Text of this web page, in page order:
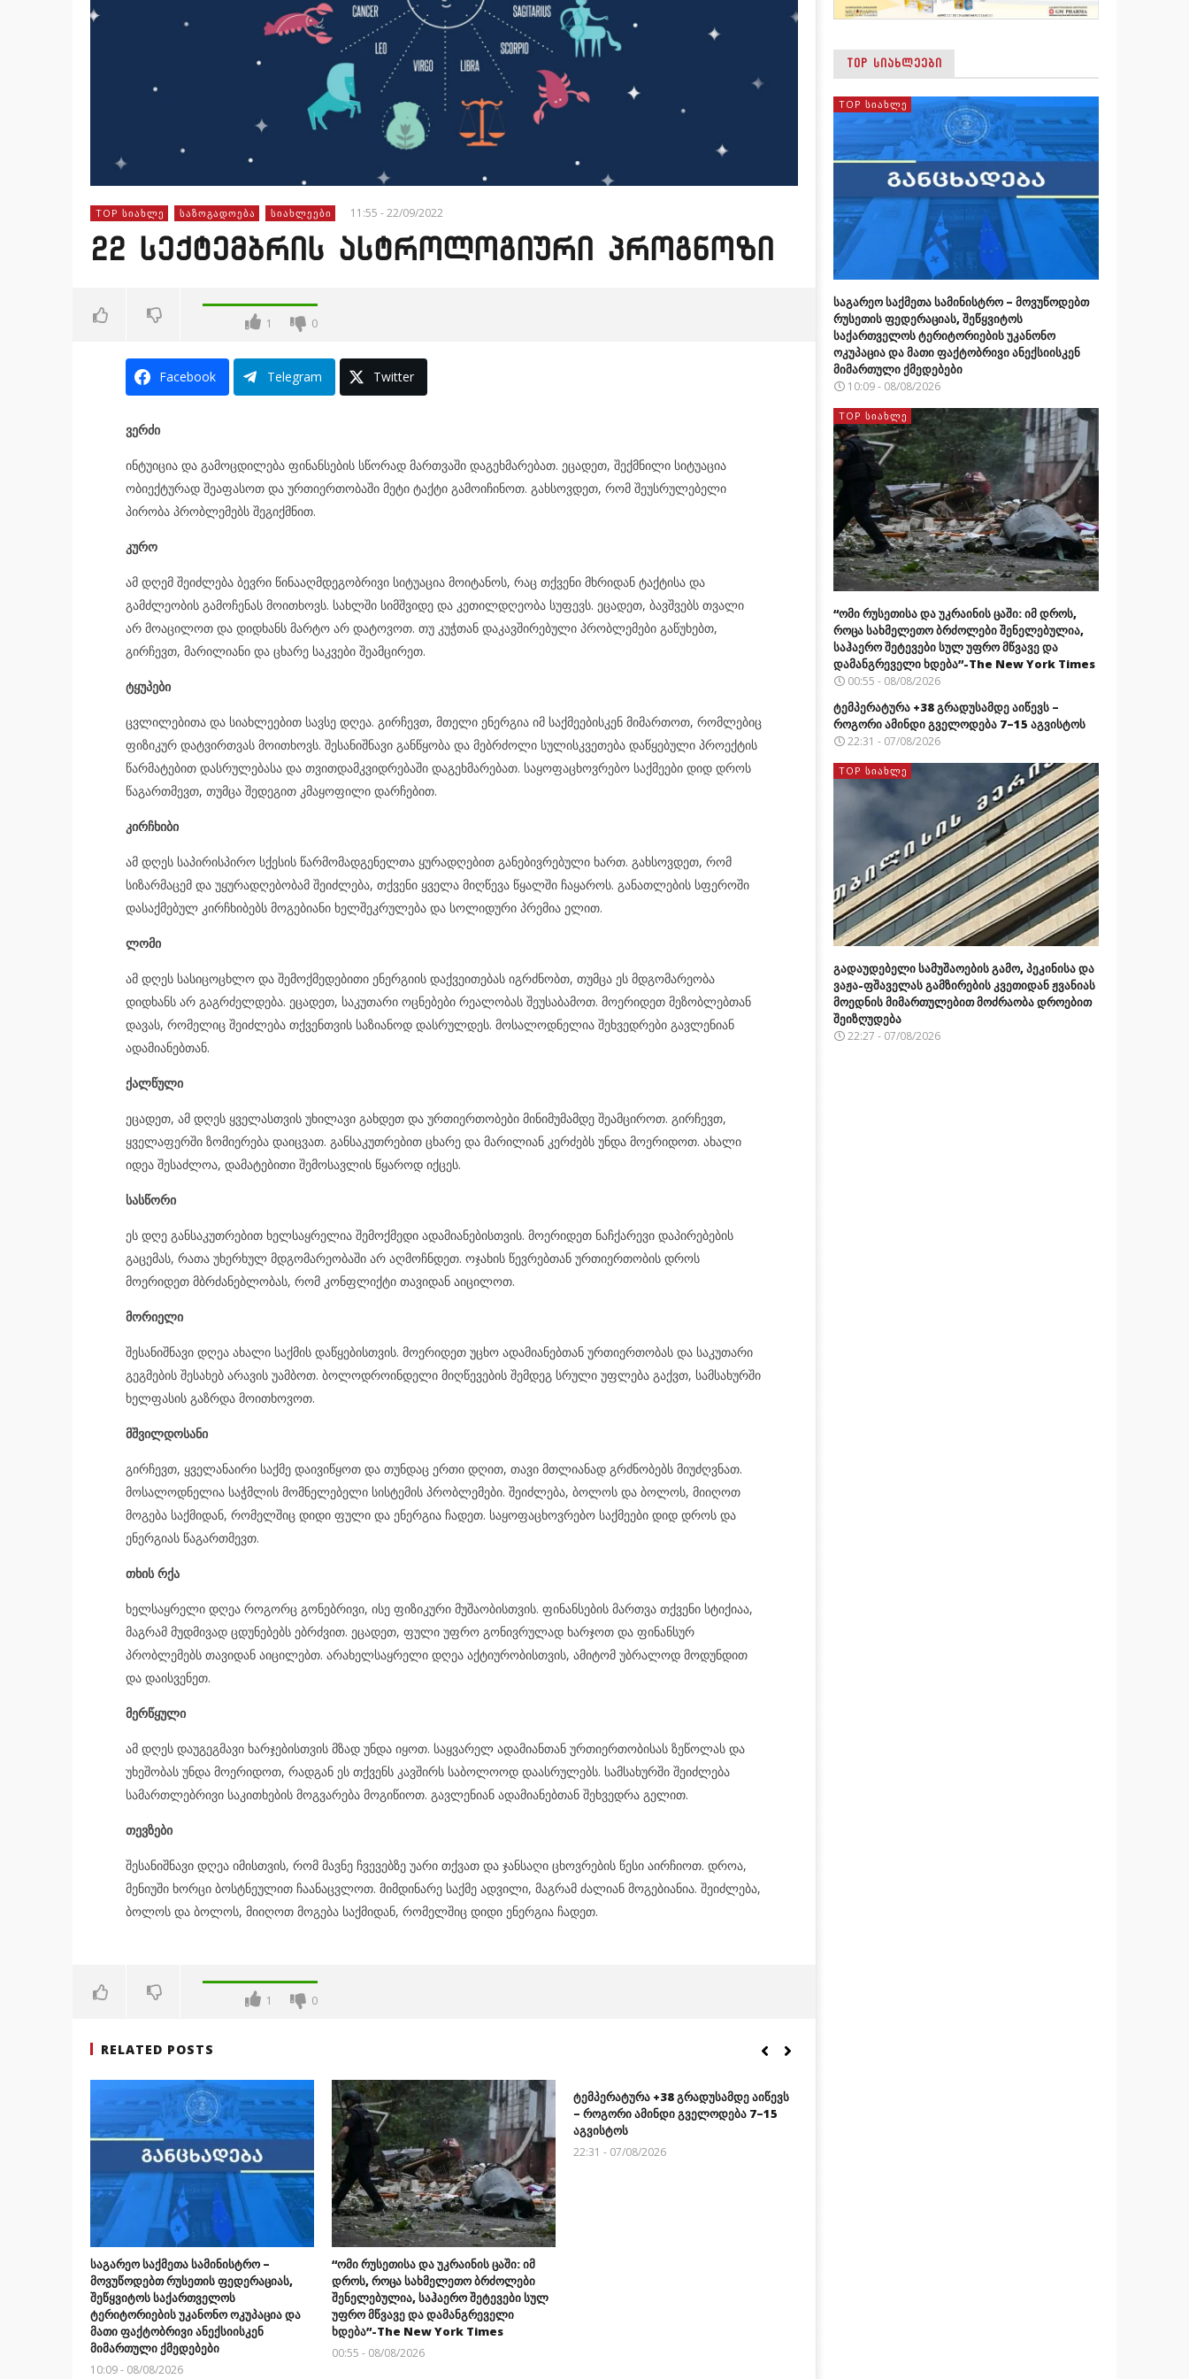
TOP ᲡᲘᲐᲮᲚᲔ ᲡᲐᲖᲝᲒᲐᲓᲝᲔᲑᲐ ᲡᲘᲐᲮᲚᲔᲔᲑᲘ 11:55 - 22/09/2022
22 სექტემბრის ასტროლოგიური პროგნოზი
1 0
Facebook Telegram Twitter
ვერძი
ინტუიცია და გამოცდილება ფინანსების სწორად მართვაში დაგეხმარებათ. ეცადეთ, შექმნილი სიტუაცია
ობიექტურად შეაფასოთ და ურთიერთობაში მეტი ტაქტი გამოიჩინოთ. გახსოვდეთ, რომ შეუსრულებელი
პირობა პრობლემებს შეგიქმნით.
კურო
ამ დღემ შეიძლება ბევრი წინააღმდეგობრივი სიტუაცია მოიტანოს, რაც თქვენი მხრიდან ტაქტისა და
გამძლეობის გამოჩენას მოითხოვს. სახლში სიმშვიდე და კეთილდღეობა სუფევს. ეცადეთ, ბავშვებს თვალი
არ მოაცილოთ და დიდხანს მარტო არ დატოვოთ. თუ კუჭთან დაკავშირებული პრობლემები გაწუხებთ,
გირჩევთ, მარილიანი და ცხარე საკვები შეამცირეთ.
ტყუპები
ცვლილებითა და სიახლეებით სავსე დღეა. გირჩევთ, მთელი ენერგია იმ საქმეებისკენ მიმართოთ, რომლებიც
ფიზიკურ დატვირთვას მოითხოვს. შესანიშნავი განწყობა და მებრძოლი სულისკვეთება დაწყებული პროექტის
წარმატებით დასრულებასა და თვითდამკვიდრებაში დაგეხმარებათ. საყოფაცხოვრებო საქმეები დიდ დროს
წაგართმევთ, თუმცა შედეგით კმაყოფილი დარჩებით.
კირჩხიბი
ამ დღეს საპირისპირო სქესის წარმომადგენელთა ყურადღებით განებივრებული ხართ. გახსოვდეთ, რომ
სიზარმაცემ და უყურადღებობამ შეიძლება, თქვენი ყველა მიღწევა წყალში ჩაყაროს. განათლების სფეროში
დასაქმებულ კირჩხიბებს მოგებიანი ხელშეკრულება და სოლიდური პრემია ელით.
ლომი
ამ დღეს სასიცოცხლო და შემოქმედებითი ენერგიის დაქვეითებას იგრძნობთ, თუმცა ეს მდგომარეობა
დიდხანს არ გაგრძელდება. ეცადეთ, საკუთარი ოცნებები რეალობას შეუსაბამოთ. მოერიდეთ მეზობლებთან
დავას, რომელიც შეიძლება თქვენთვის საზიანოდ დასრულდეს. მოსალოდნელია შეხვედრები გავლენიან
ადამიანებთან.
ქალწული
ეცადეთ, ამ დღეს ყველასთვის უხილავი გახდეთ და ურთიერთობები მინიმუმამდე შეამციროთ. გირჩევთ,
ყველაფერში ზომიერება დაიცვათ. განსაკუთრებით ცხარე და მარილიან კერძებს უნდა მოერიდოთ. ახალი
იდეა შესაძლოა, დამატებითი შემოსავლის წყაროდ იქცეს.
სასწორი
ეს დღე განსაკუთრებით ხელსაყრელია შემოქმედი ადამიანებისთვის. მოერიდეთ ნაჩქარევი დაპირებების
გაცემას, რათა უხერხულ მდგომარეობაში არ აღმოჩნდეთ. ოჯახის წევრებთან ურთიერთობის დროს
მოერიდეთ მბრძანებლობას, რომ კონფლიქტი თავიდან აიცილოთ.
მორიელი
შესანიშნავი დღეა ახალი საქმის დაწყებისთვის. მოერიდეთ უცხო ადამიანებთან ურთიერთობას და საკუთარი
გეგმების შესახებ არავის უამბოთ. ბოლოდროინდელი მიღწევების შემდეგ სრული უფლება გაქვთ, სამსახურში
ხელფასის გაზრდა მოითხოვოთ.
მშვილდოსანი
გირჩევთ, ყველანაირი საქმე დაივიწყოთ და თუნდაც ერთი დღით, თავი მთლიანად გრძნობებს მიუძღვნათ.
მოსალოდნელია საჭმლის მომნელებელი სისტემის პრობლემები. შეიძლება, ბოლოს და ბოლოს, მიიღოთ
მოგება საქმიდან, რომელშიც დიდი ფული და ენერგია ჩადეთ. საყოფაცხოვრებო საქმეები დიდ დროს და
ენერგიას წაგართმევთ.
თხის რქა
ხელსაყრელი დღეა როგორც გონებრივი, ისე ფიზიკური მუშაობისთვის. ფინანსების მართვა თქვენი სტიქიაა,
მაგრამ მუდმივად ცდუნებებს ებრძვით. ეცადეთ, ფული უფრო გონივრულად ხარჯოთ და ფინანსურ
პრობლემებს თავიდან აიცილებთ. არახელსაყრელი დღეა აქტიურობისთვის, ამიტომ უბრალოდ მოდუნდით
და დაისვენეთ.
მერწყული
ამ დღეს დაუგეგმავი ხარჯებისთვის მზად უნდა იყოთ. საყვარელ ადამიანთან ურთიერთობისას ზეწოლას და
უხეშობას უნდა მოერიდოთ, რადგან ეს თქვენს კავშირს საბოლოოდ დაასრულებს. სამსახურში შეიძლება
სამართლებრივი საკითხების მოგვარება მოგიწიოთ. გავლენიან ადამიანებთან შეხვედრა გელით.
თევზები
შესანიშნავი დღეა იმისთვის, რომ მავნე ჩვევებზე უარი თქვათ და ჯანსაღი ცხოვრების წესი აირჩიოთ. დროა,
მენიუში ხორცი ბოსტნეულით ჩაანაცვლოთ. მიმდინარე საქმე ადვილი, მაგრამ ძალიან მოგებიანია. შეიძლება,
ბოლოს და ბოლოს, მიიღოთ მოგება საქმიდან, რომელშიც დიდი ენერგია ჩადეთ.
1 0
RELATED POSTS
საგარეო საქმეთა სამინისტრო –
მოვუწოდებთ რუსეთის ფედერაციას,
შეწყვიტოს საქართველოს
ტერიტორიების უკანონო ოკუპაცია და
მათი ფაქტობრივი ანექსიისკენ
მიმართული ქმედებები
10:09 - 08/08/2026
“ომი რუსეთისა და უკრაინის ცაში: იმ
დროს, როცა სახმელეთო ბრძოლები
შენელებულია, საჰაერო შეტევები სულ
უფრო მწვავე და დამანგრეველი
ხდება”-The New York Times
00:55 - 08/08/2026
ტემპერატურა +38 გრადუსამდე აიწევს
– როგორი ამინდი გველოდება 7–15
აგვისტოს
22:31 - 07/08/2026
TOP ᲡᲘᲐᲮᲚᲔᲔᲑᲘ
TOP ᲡᲘᲐᲮᲚᲔ
საგარეო საქმეთა სამინისტრო – მოვუწოდებთ
რუსეთის ფედერაციას, შეწყვიტოს
საქართველოს ტერიტორიების უკანონო
ოკუპაცია და მათი ფაქტობრივი ანექსიისკენ
მიმართული ქმედებები
10:09 - 08/08/2026
TOP ᲡᲘᲐᲮᲚᲔ
“ომი რუსეთისა და უკრაინის ცაში: იმ დროს,
როცა სახმელეთო ბრძოლები შენელებულია,
საჰაერო შეტევები სულ უფრო მწვავე და
დამანგრეველი ხდება”-The New York Times
00:55 - 08/08/2026
ტემპერატურა +38 გრადუსამდე აიწევს –
როგორი ამინდი გველოდება 7–15 აგვისტოს
22:31 - 07/08/2026
TOP ᲡᲘᲐᲮᲚᲔ
გადაუდებელი სამუშაოების გამო, პეკინისა და
ვაჟა-ფშაველას გამზირების კვეთიდან ჟვანიას
მოედნის მიმართულებით მოძრაობა დროებით
შეიზღუდება
22:27 - 07/08/2026